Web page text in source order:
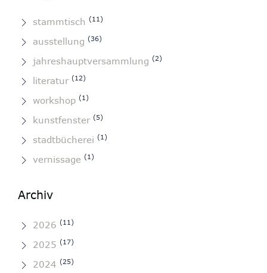
stammtisch (11)
ausstellung (36)
jahreshauptversammlung (2)
literatur (12)
workshop (1)
kunstfenster (5)
stadtbücherei (1)
vernissage (1)
Archiv
2026 (11)
2025 (17)
2024 (25)